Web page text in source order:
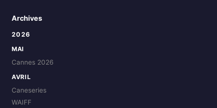
Archives
2026
MAI
Cannes 2026
AVRIL
Caneseries
WAIFF